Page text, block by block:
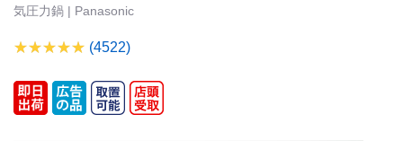
気圧力鍋 | Panasonic
(4522)